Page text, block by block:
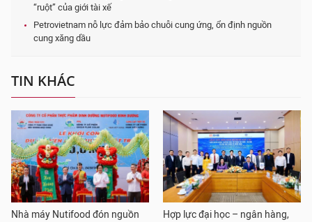
“ruột” của giới tài xế
Petrovietnam nỗ lực đảm bảo chuỗi cung ứng, ổn định nguồn
cung xăng dầu
TIN KHÁC
Nhà máy Nutifood đón nguồn
Hợp lực đại học – ngân hàng,